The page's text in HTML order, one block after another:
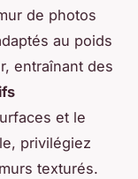
de photos
au poids
entraînant des
et le
privilégiez
texturés.